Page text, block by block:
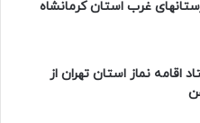
غرب استان کرمانشاه
اقامه نماز استان تهران از